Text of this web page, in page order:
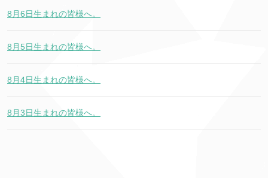
8月6日生まれの皆様へ。
8月5日生まれの皆様へ。
8月4日生まれの皆様へ。
8月3日生まれの皆様へ。